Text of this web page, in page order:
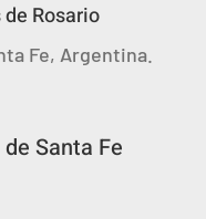
Rosario
Fe, Argentina.
Santa Fe